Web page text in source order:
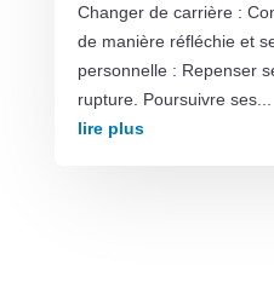
Changer de carrière :
de manière réfléchie et
personnelle : Repenser
rupture. Poursuivre ses...
lire plus